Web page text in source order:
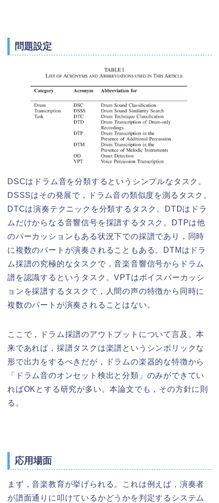
問題設定
DSCはドラム音を分類するというシンプルなタスク。
DSSSはその発展で，ドラム音の類似度を測るタスク。
DTCは演奏テクニックを分類するタスク。DTDはドラ
ムだけからなる音響信号を採譜するタスク。DTPは他
のパーカッションもある状況下での採譜であり，同時
に複数のパートが演奏されることもある。DTMはドラ
ム採譜の究極的なタスクで，音楽音響信号からドラム
譜を認識するというタスク。VPTはボイスパーカッシ
ョンを採譜するタスクで，人間の声の特徴から同時に
複数のパートが演奏されることはない。
ここで，ドラム採譜のアウトプットについて言及。本
来であれば，採譜タスクは楽譜というシンボリックな
形で出力をするべきだが，ドラムの楽器的な特徴から
「ドラム音のオンセット検出と分類」のみができてい
ればOKとする研究が多い。本論文でも，その方針に則
る。
応用場面
まず，音楽教育が挙げられる。これは例えば，演奏者
が譜面通りに叩けているかどうかを判定するシステム